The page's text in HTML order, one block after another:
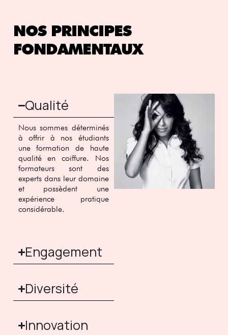
NOS PRINCIPES
FONDAMENTAUX
Qualité
Nous sommes déterminés
à offrir à nos étudiants
une formation de haute
qualité en coiffure. Nos
formateurs sont des
experts dans leur domaine
et possèdent une
expérience pratique
considérable.
Engagement
Diversité
Innovation